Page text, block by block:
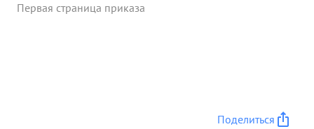
технике противника. При бое в глубине обороны
Первая страница приказа
Поделиться